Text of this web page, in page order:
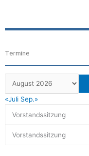
Termine
«Juli Sep.»
Vorstandssitzung
Vorstandssitzung